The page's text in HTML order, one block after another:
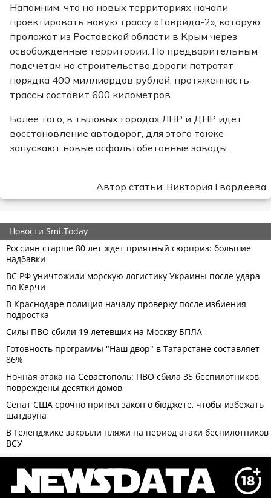
Напомним, что на новых территориях начали
проектировать новую трассу «Таврида-2», которую
проложат из Ростовской области в Крым через
освобожденные территории. По предварительным
подсчетам на строительство дороги потратят
порядка 400 миллиардов рублей, протяженность
трассы составит 600 километров.
Более того, в тыловых городах ЛНР и ДНР идет
восстановление автодорог, для этого также
запускают новые асфальтобетонные заводы.
Автор статьи: Виктория Гвардеева